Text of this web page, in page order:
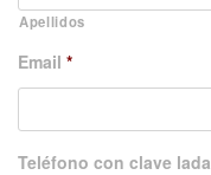
Apellidos
Email *
Teléfono con clave lada